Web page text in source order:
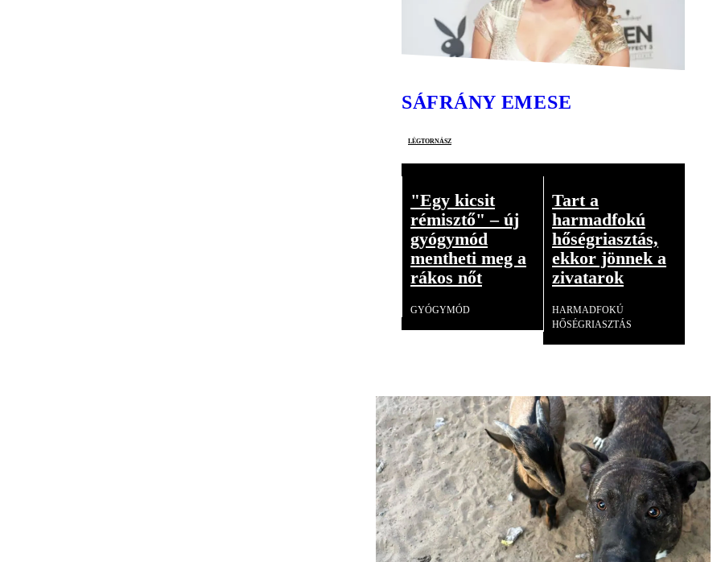
SÁFRÁNY EMESE
légtornász
"Egy kicsit
rémisztő" – új
gyógymód
mentheti meg a
rákos nőt
GYÓGYMÓD
Tart a
harmadfokú
hőségriasztás,
ekkor jönnek a
zivatarok
HARMADFOKÚ
HŐSÉGRIASZTÁS